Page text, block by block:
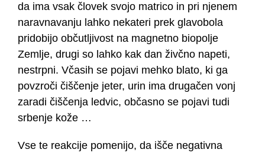
da ima vsak človek svojo matrico in pri njenem
naravnavanju lahko nekateri prek glavobola
pridobijo občutljivost na magnetno biopolje
Zemlje, drugi so lahko kak dan živčno napeti,
nestrpni. Včasih se pojavi mehko blato, ki ga
povzroči čiščenje jeter, urin ima drugačen vonj
zaradi čiščenja ledvic, občasno se pojavi tudi
srbenje kože …
Vse te reakcije pomenijo, da išče negativna